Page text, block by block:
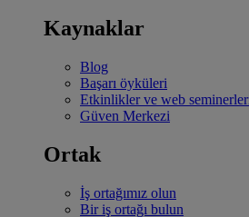
Kaynaklar
Blog
Başarı öyküleri
Etkinlikler ve web
Güven Merkezi
Ortak
İş ortağımız olun
Bir iş ortağı bulun